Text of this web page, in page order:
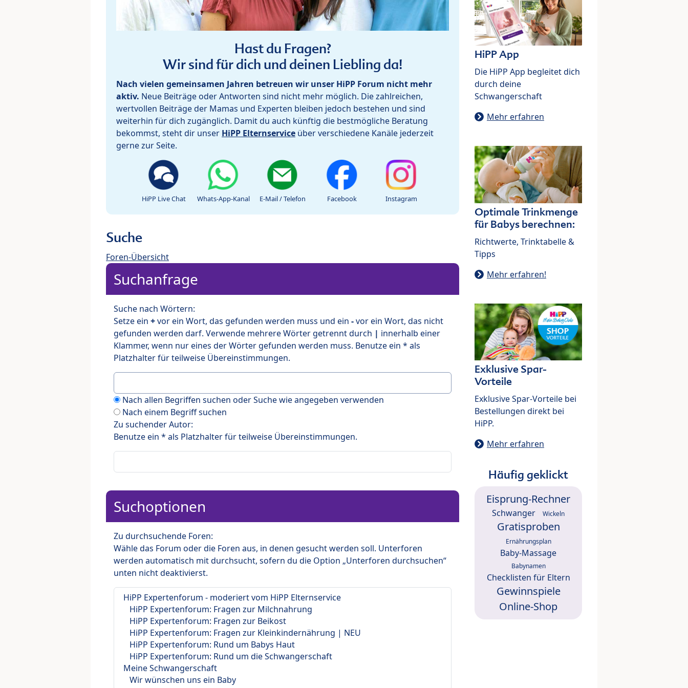
Hast du Fragen?
Wir sind für dich und deinen Liebling da!
Nach vielen gemeinsamen Jahren betreuen wir unser HiPP Forum nicht mehr
aktiv. Neue Beiträge oder Antworten sind nicht mehr möglich. Die zahlreichen,
wertvollen Beiträge der Mamas und Experten bleiben jedoch bestehen und sind
weiterhin für dich zugänglich. Damit du auch künftig die bestmögliche Beratung
bekommst, steht dir unser HiPP Elternservice über verschiedene Kanäle jederzeit
gerne zur Seite.
HiPP Live Chat Whats-App-Kanal E-Mail / Telefon Facebook Instagram
Suche
Foren-Übersicht
Suchanfrage
Suche nach Wörtern:
Setze ein +vor ein Wort, das gefunden werden muss und ein -vor ein Wort, das nicht
gefunden werden darf. Verwende mehrere Wörter getrennt durch | innerhalb einer
Klammer, wenn nur eines der Wörter gefunden werden muss. Benutze ein * als
Platzhalter für teilweise Übereinstimmungen.
Nach allen Begriffen suchen oder Suche wie angegeben verwenden
Nach einem Begriff suchen
Zu suchender Autor:
Benutze ein * als Platzhalter für teilweise Übereinstimmungen.
Suchoptionen
Zu durchsuchende Foren:
Wähle das Forum oder die Foren aus, in denen gesucht werden soll. Unterforen
werden automatisch mit durchsucht, sofern du die Option „Unterforen durchsuchen“
unten nicht deaktivierst.
HiPP App
Die HiPP App begleitet dich
durch deine
Schwangerschaft
Mehr erfahren
Optimale Trinkmenge
für Babys berechnen:
Richtwerte, Trinktabelle &
Tipps
Mehr erfahren!
Exklusive Spar-
Vorteile
Exklusive Spar-Vorteile bei
Bestellungen direkt bei
HiPP.
Mehr erfahren
Häufig geklickt
Eisprung-Rechner
Schwanger Wickeln
Gratisproben
Ernährungsplan
Baby-Massage
Babynamen
Checklisten für Eltern
Gewinnspiele
Online-Shop